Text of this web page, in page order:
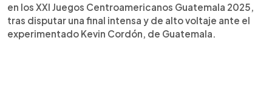
en los XXI Juegos Centroamericanos Guatemala 2025,
tras disputar una final intensa y de alto voltaje ante el
experimentado Kevin Cordón, de Guatemala.